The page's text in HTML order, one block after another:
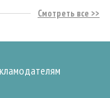
Смотреть все